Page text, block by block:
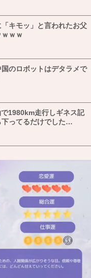
「キモッ」と言われたお父
ｗｗ
のロボットはデタラメで
1980km走行しギネス記
ってるだけでした…